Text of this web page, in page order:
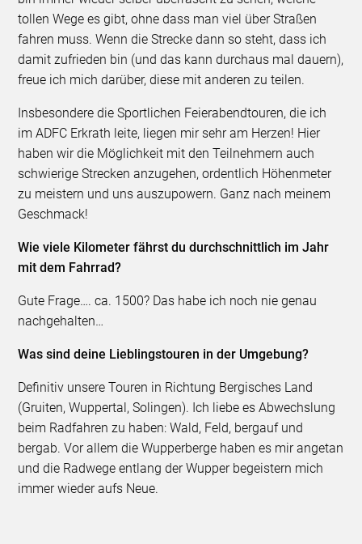
tollen Wege es gibt, ohne dass man viel über Straßen
fahren muss. Wenn die Strecke dann so steht, dass ich
damit zufrieden bin (und das kann durchaus mal dauern),
freue ich mich darüber, diese mit anderen zu teilen.
Insbesondere die Sportlichen Feierabendtouren, die ich
im ADFC Erkrath leite, liegen mir sehr am Herzen! Hier
haben wir die Möglichkeit mit den Teilnehmern auch
schwierige Strecken anzugehen, ordentlich Höhenmeter
zu meistern und uns auszupowern. Ganz nach meinem
Geschmack!
Wie viele Kilometer fährst du durchschnittlich im Jahr
mit dem Fahrrad?
Gute Frage…. ca. 1500? Das habe ich noch nie genau
nachgehalten…
Was sind deine Lieblingstouren in der Umgebung?
Definitiv unsere Touren in Richtung Bergisches Land
(Gruiten, Wuppertal, Solingen). Ich liebe es Abwechslung
beim Radfahren zu haben: Wald, Feld, bergauf und
bergab. Vor allem die Wupperberge haben es mir angetan
und die Radwege entlang der Wupper begeistern mich
immer wieder aufs Neue.